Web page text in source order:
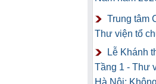
Trung tâm
Thư viện tổ
Lễ Khánh
Tầng 1 - Thư
Hà Nội: